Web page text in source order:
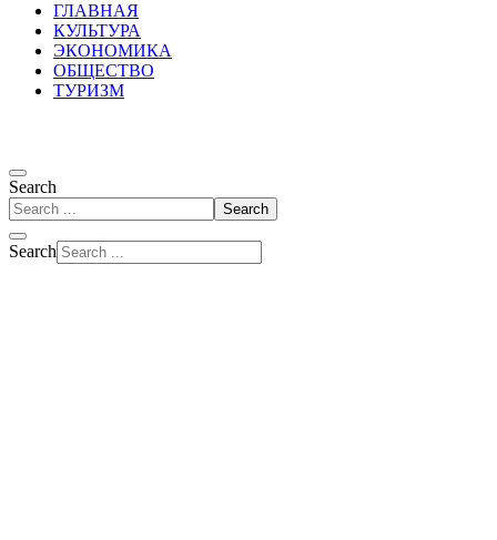
ГЛАВНАЯ
КУЛЬТУРА
ЭКОНОМИКА
ОБЩЕСТВО
ТУРИЗМ
Search
Search
Search